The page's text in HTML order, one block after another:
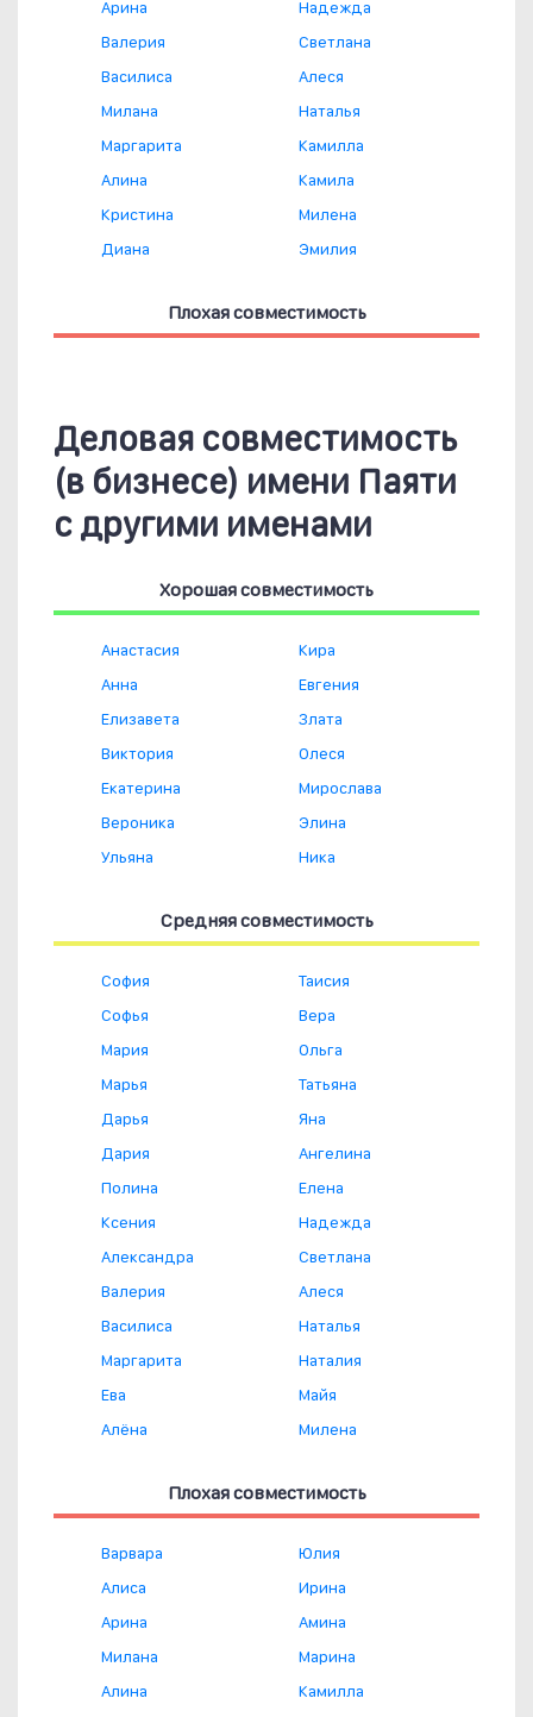
Арина
Валерия
Василиса
Милана
Маргарита
Алина
Кристина
Диана
Надежда
Светлана
Алеся
Наталья
Камилла
Камила
Милена
Эмилия
Плохая совместимость
Деловая совместимость
(в бизнесе) имени Паяти
с другими именами
Хорошая совместимость
Анастасия
Анна
Елизавета
Виктория
Екатерина
Вероника
Ульяна
Кира
Евгения
Злата
Олеся
Мирослава
Элина
Ника
Средняя совместимость
София
Софья
Мария
Марья
Дарья
Дария
Полина
Ксения
Александра
Валерия
Василиса
Маргарита
Ева
Алёна
Таисия
Вера
Ольга
Татьяна
Яна
Ангелина
Елена
Надежда
Светлана
Алеся
Наталья
Наталия
Майя
Милена
Плохая совместимость
Варвара
Алиса
Арина
Милана
Алина
Юлия
Ирина
Амина
Марина
Камилла